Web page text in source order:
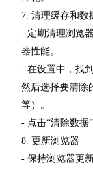
7. 清理缓存和数
- 定期清理浏览
器性能。
- 在设置中，找
然后选择要清除
等）。
- 点击“清除数据
8. 更新浏览器
- 保持浏览器更